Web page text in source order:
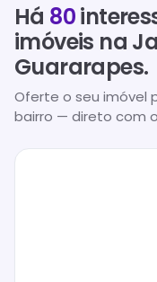
Há 80
imóveis na
Guararapes.
Oferte o seu imóvel
bairro — direto com